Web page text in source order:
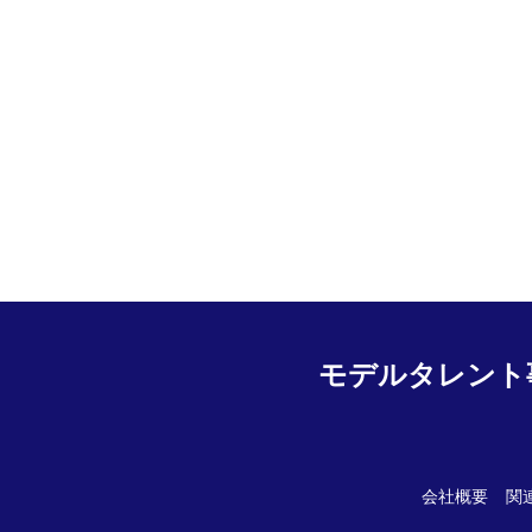
モデルタレン
会社概要 関